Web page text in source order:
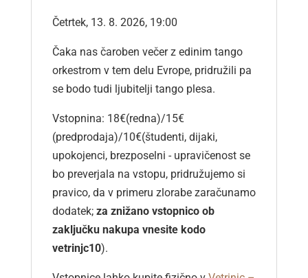
2026
količina
Četrtek, 13. 8. 2026, 19:00
Čaka nas čaroben večer z edinim tango
orkestrom v tem delu Evrope, pridružili pa
se bodo tudi ljubitelji tango plesa.
Vstopnina: 18€(redna)/15€
(predprodaja)/10€(študenti, dijaki,
upokojenci, brezposelni - upravičenost se
bo preverjala na vstopu, pridružujemo si
pravico, da v primeru zlorabe zaračunamo
dodatek; za znižano vstopnico ob
zaključku nakupa vnesite kodo
vetrinjc10).